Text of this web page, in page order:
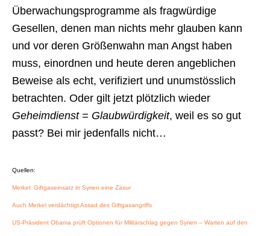
Überwachungsprogramme als fragwürdige
Gesellen, denen man nichts mehr glauben kann
und vor deren Größenwahn man Angst haben
muss, einordnen und heute deren angeblichen
Beweise als echt, verifiziert und unumstösslich
betrachten. Oder gilt jetzt plötzlich wieder
Geheimdienst = Glaubwürdigkeit, weil es so gut
passt? Bei mir jedenfalls nicht…
Quellen:
Merkel: Giftgaseinsatz in Syrien eine Zäsur
Auch Merkel verdächtigt Assad des Giftgasangriffs
US-Präsident Obama prüft Optionen für Militärschlag gegen Syrien – Warten auf den